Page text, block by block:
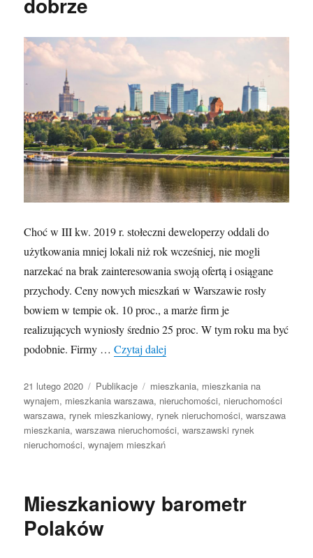
Choć w III kw. 2019 r. stołeczni deweloperzy oddali do
użytkowania mniej lokali niż rok wcześniej, nie mogli
narzekać na brak zainteresowania swoją ofertą i osiągane
przychody. Ceny nowych mieszkań w Warszawie rosły
bowiem w tempie ok. 10 proc., a marże firm je
realizujących wyniosły średnio 25 proc. W tym roku ma być
podobnie. Firmy …Czytaj dalej
Opublikowano
21 lutego 2020 Kategorie
Publikacje Tagi
mieszkania, mieszkania na
wynajem, mieszkania warszawa, nieruchomości, nieruchomości
warszawa, rynek mieszkaniowy, rynek nieruchomości,warszawa
mieszkania,warszawa nieruchomości,warszawski rynek
nieruchomości,wynajem mieszkań
Mieszkaniowy barometr
Polaków